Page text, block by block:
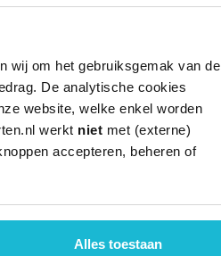
wij om het gebruiksgemak van de
De analytische cookies
website, welke enkel worden
werkt niet met (externe)
accepteren, beheren of
Alles toestaan